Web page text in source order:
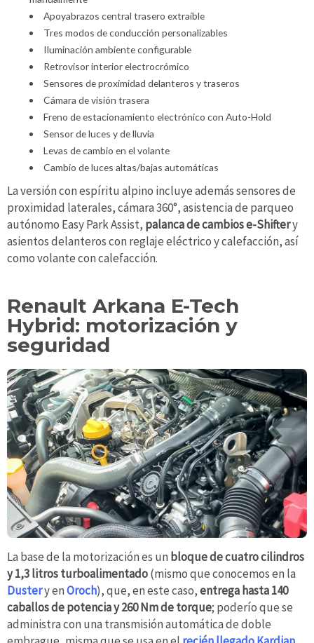
Apoyabrazos central trasero extraíble
Tres modos de conducción personalizables
Iluminación ambiente configurable
Retrovisor interior electrocrómico
Sensores de proximidad delanteros y traseros
Cámara de visión trasera
Freno de estacionamiento electrónico con Auto-Hold
Sensor de luces y de lluvia
Levas de cambio en el volante
Cambio de luces altas/bajas automáticas
La versión con espíritu alpino incluye además sensores de
proximidad laterales, cámara 360°, asistencia de parqueo
autónomo Easy Park Assist, palanca de cambios e-Shiftery
asientos delanteros con reglaje eléctrico y calefacción, así
como volante con calefacción.
Renault Arkana E-Tech
Hybrid: motorización y
seguridad
La base de la motorización es un bloque de cuatro cilindros
y 1,3 litros turboalimentado(mismo que conocemos en la
Dustery enOroch), que, en este caso,entrega hasta 140
caballos de potencia y 260 Nm de torque; poderío que se
administra con una transmisión automática de doble